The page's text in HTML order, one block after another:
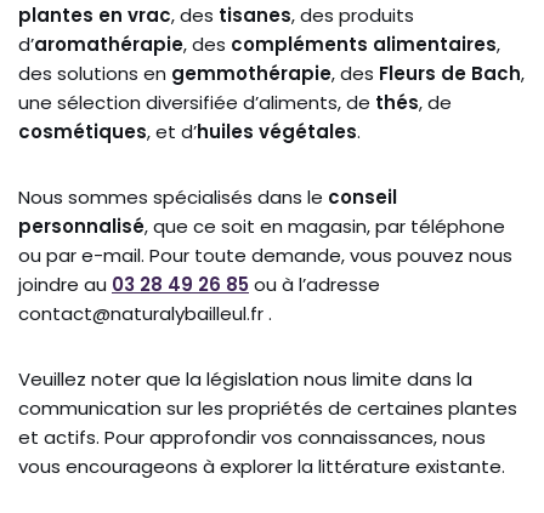
plantes en vrac, des tisanes, des produits
d’aromathérapie, des compléments alimentaires,
des solutions en gemmothérapie, des Fleurs de Bach,
une sélection diversifiée d’aliments, de thés, de
cosmétiques, et d’huiles végétales.
Nous sommes spécialisés dans le conseil
personnalisé, que ce soit en magasin, par téléphone
ou par e-mail. Pour toute demande, vous pouvez nous
joindre au 03 28 49 26 85 ou à l’adresse
contact@naturalybailleul.fr .
Veuillez noter que la législation nous limite dans la
communication sur les propriétés de certaines plantes
et actifs. Pour approfondir vos connaissances, nous
vous encourageons à explorer la littérature existante.